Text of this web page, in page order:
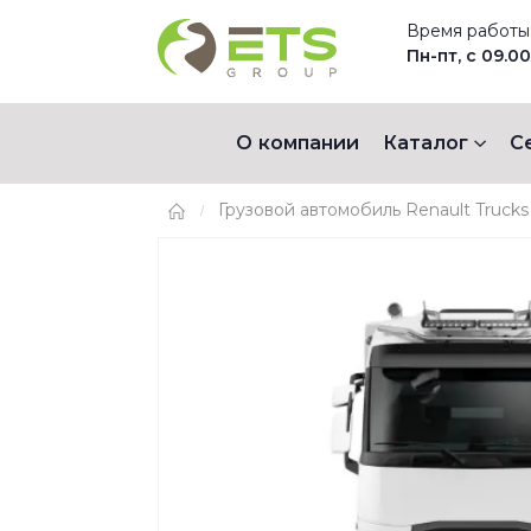
Время
Пн-пт, с
О компании Каталог
Грузовой автомобиль Renault Trucks